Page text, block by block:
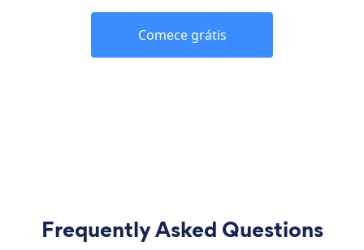
Comece grátis
Frequently Asked Questions